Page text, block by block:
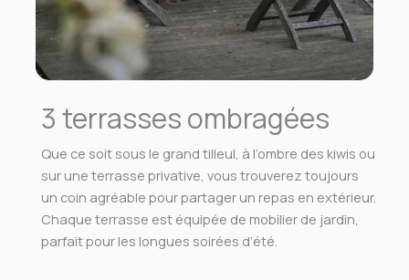
3 terrasses ombragées
Que ce soit sous le grand tilleul, à l’ombre des kiwis ou
sur une terrasse privative, vous trouverez toujours
un coin agréable pour partager un repas en extérieur.
Chaque terrasse est équipée de mobilier de jardin,
parfait pour les longues soirées d’été.